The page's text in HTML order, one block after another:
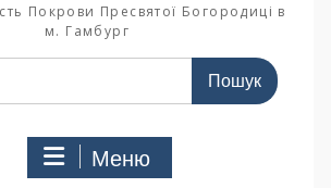
Покрови Пресвятої Богородиці в
м. Гамбург
Меню